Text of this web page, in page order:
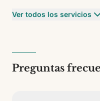
Ver todos los servicios
Preguntas